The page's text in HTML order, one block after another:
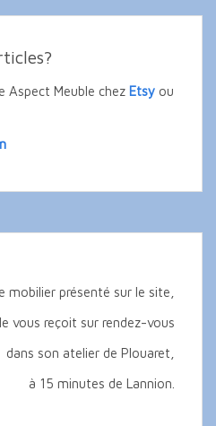
Aspect Meuble chez Etsy ou
mobilier présenté sur le site,
vous reçoit sur rendez-vous
dans son atelier de Plouaret,
à 15 minutes de Lannion.